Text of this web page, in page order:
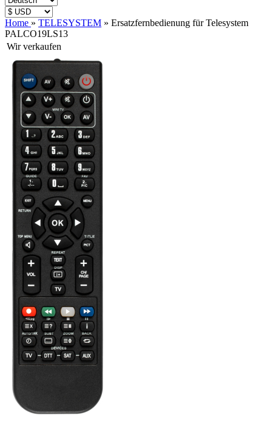
Home » TELESYSTEM » Ersatzfernbedienung für Telesystem
PALCO19LS13
Wir verkaufen